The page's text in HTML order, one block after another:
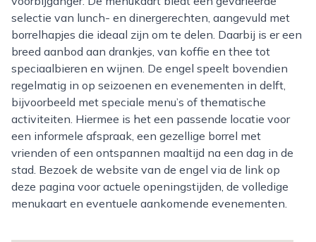
selectie van lunch- en dinergerechten, aangevuld met
borrelhapjes die ideaal zijn om te delen. Daarbij is er een
breed aanbod aan drankjes, van koffie en thee tot
speciaalbieren en wijnen. De engel speelt bovendien
regelmatig in op seizoenen en evenementen in delft,
bijvoorbeeld met speciale menu’s of thematische
activiteiten. Hiermee is het een passende locatie voor
een informele afspraak, een gezellige borrel met
vrienden of een ontspannen maaltijd na een dag in de
stad. Bezoek de website van de engel via de link op
deze pagina voor actuele openingstijden, de volledige
menukaart en eventuele aankomende evenementen.